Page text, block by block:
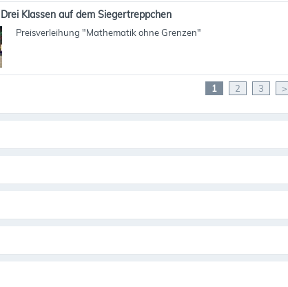
Drei Klassen auf dem Siegertreppchen
Preisverleihung "Mathematik ohne Grenzen"
1 2 3 >